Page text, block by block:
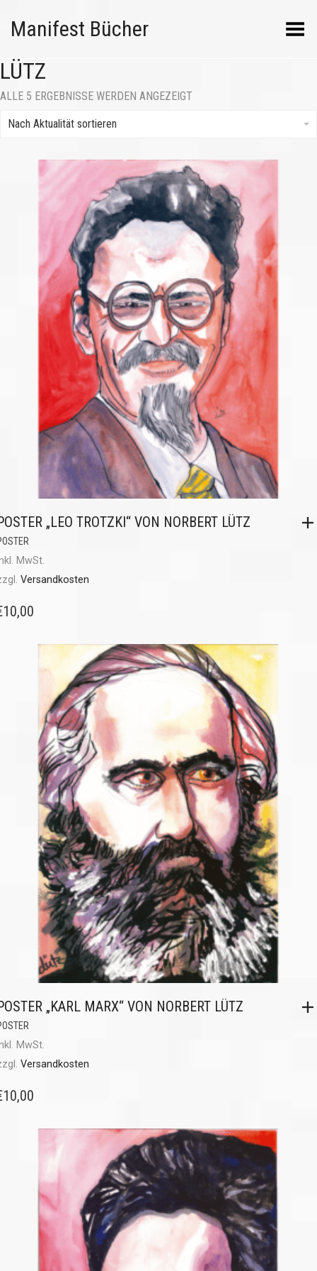
Manifest Bücher Menü umschalten
LÜTZ
ALLE 5 ERGEBNISSE WERDEN ANGEZEIGT
Nach Aktualität sortieren
„LEO TROTZKI“ VON NORBERT LÜTZ
MwSt.
Versandkosten
10,00
„KARL MARX“ VON NORBERT LÜTZ
MwSt.
Versandkosten
10,00